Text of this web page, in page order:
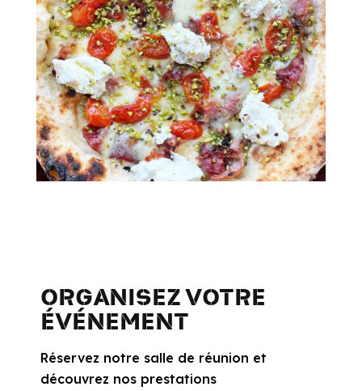
ORGANISEZ VOTRE
ÉVÉNEMENT
Réservez notre salle de réunion et
découvrez nos prestations